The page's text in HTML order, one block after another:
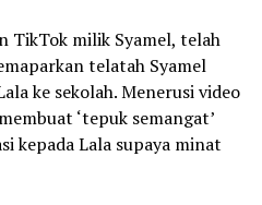
TikTok milik Syamel, telah
telatah Syamel
ke sekolah. Menerusi video
‘tepuk semangat’
kepada Lala supaya minat